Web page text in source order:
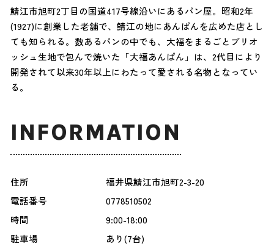
鯖江市旭町2丁目の国道417号線沿いにあるパン屋。昭和2年
(1927)に創業した老舗で、鯖江の地にあんぱんを広めた店とし
ても知られる。数あるパンの中でも、大福をまるごとブリオ
ッシュ生地で包んで焼いた「大福あんぱん」は、2代目により
開発されて以来30年以上にわたって愛される名物となってい
る。
INFORMATION
住所
福井県鯖江市旭町2-3-20
電話番号
0778510502
時間
9:00-18:00
駐車場
あり(7台)